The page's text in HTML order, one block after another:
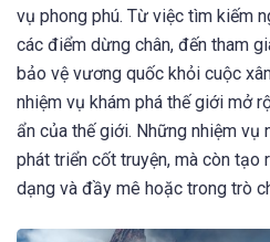
vụ phong phú. Từ việc tìm kiếm
các điểm dừng chân, đến tham
bảo vệ vương quốc khỏi cuộc
nhiệm vụ khám phá thế giới mở
ẩn của thế giới. Những nhiệm vụ
phát triển cốt truyện, mà còn
dạng và đầy mê hoặc trong trò